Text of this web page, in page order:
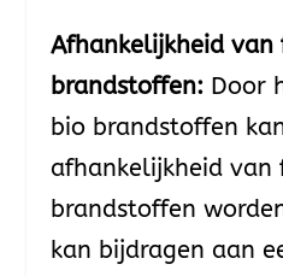
Afhankelijkheid van
brandstoffen: Door
bio brandstoffen
afhankelijkheid van
brandstoffen
kan bijdragen aan